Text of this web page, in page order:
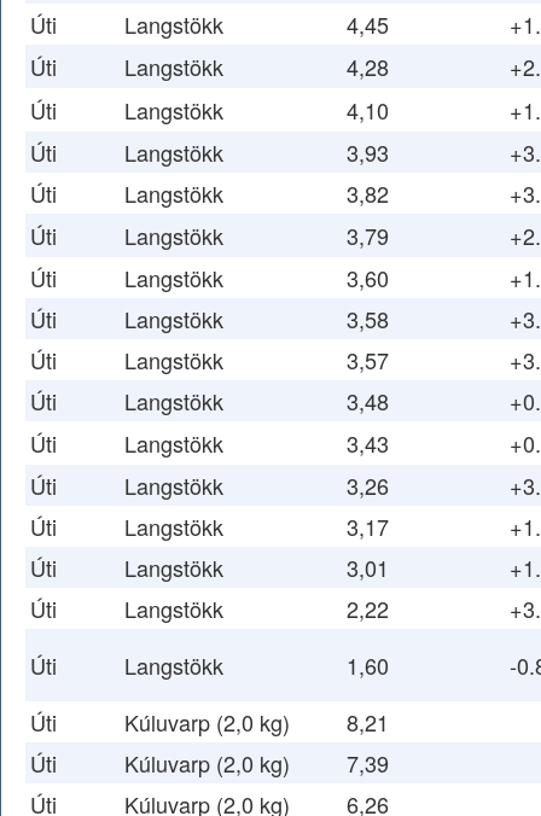
Úti
Langstökk 4,45
Úti
Langstökk 4,28
Úti
Langstökk 4,10
Úti
Langstökk 3,93
Úti
Langstökk 3,82
Úti
Langstökk 3,79
Úti
Langstökk 3,60
Úti
Langstökk 3,58
Úti
Langstökk 3,57
Úti
Langstökk 3,48
Úti
Langstökk 3,43
Úti
Langstökk 3,26
Úti
Langstökk 3,17
Úti
Langstökk 3,01
Úti
Langstökk 2,22
Úti
Langstökk 1,60
-
Úti
Kúluvarp (2,0 kg)
8,21
Úti
Kúluvarp (2,0 kg)
7,39
Úti
Kúluvarp (2,0 kg) 6,26